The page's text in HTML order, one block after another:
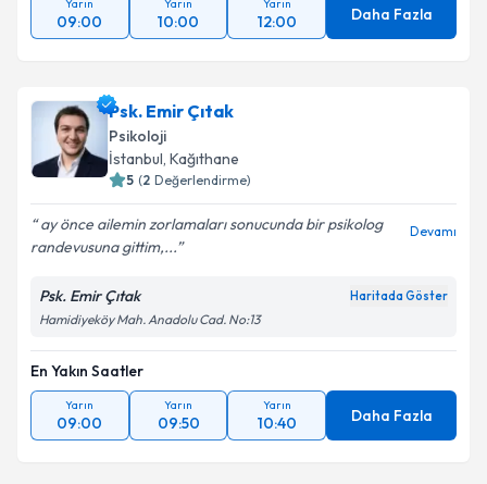
Yarın
09:00
Yarın
10:00
Yarın
12:00 Daha Fazla
Psk. Emir Çıtak
Psikoloji
İstanbul, Kağıthane
( Değerlendirme)
ay önce ailemin zorlamaları sonucunda bir psikolog
randevusuna gittim,...
Psk. Emir Çıtak
Hamidiyeköy Mah. Anadolu Cad. No:13
En Yakın Saatler
Yarın
09:00
Yarın
09:50
Yarın
10:40 Daha Fazla